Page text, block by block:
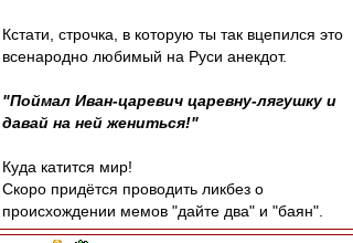
Кстати, строчка, в которую ты так вцепился это
всенародно любимый на Руси анекдот.
"Поймал Иван-царевич царевну-лягушку и
давай на ней жениться!"
Куда катится мир!
Скоро придётся проводить ликбез о
происхождении мемов "дайте два" и "баян".